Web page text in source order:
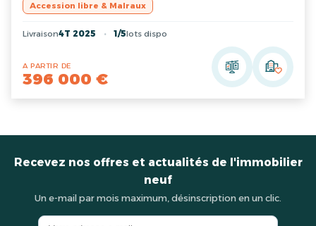
Accession libre & Malraux
Livraison4T 2025 1/5lots dispo
A PARTIR DE
396 000 €
Recevez nos offres et actualités de l'immobilier
neuf
Un e-mail par mois maximum, désinscription en un clic.